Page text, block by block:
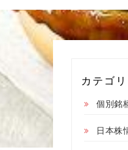
カテゴ
個別銘
日本株